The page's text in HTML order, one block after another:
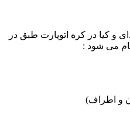
و کیا در کره اتوپارت طبق در
می شود :
و اطراف)